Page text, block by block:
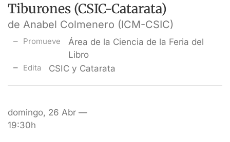
Tiburones (CSIC-Catarata)
de Anabel Colmenero (ICM-CSIC)
Promueve
Área de la Ciencia de la Feria del
Libro
Edita CSIC y Catarata
domingo, 26 Abr —
19:30h